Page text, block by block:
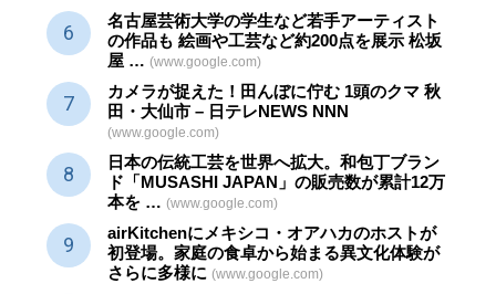
名古屋芸術大学の学生など若手アーティスト
の作品も 絵画や工芸など約200点を展示 松坂
屋 … (www.google.com)
カメラが捉えた！田んぼに佇む 1頭のクマ 秋
田・大仙市 – 日テレNEWS NNN
(www.google.com)
日本の伝統工芸を世界へ拡大。和包丁ブラン
ド「MUSASHI JAPAN」の販売数が累計12万
本を … (www.google.com)
airKitchenにメキシコ・オアハカのホストが
初登場。家庭の食卓から始まる異文化体験が
さらに多様に (www.google.com)